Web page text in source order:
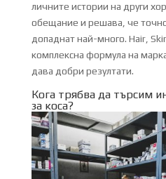
личните истории на други
обещание и решава, че
допаднат най-много. Hair,
комплексна формула на
дава добри резултати.
Кога трябва да търсим
за коса?